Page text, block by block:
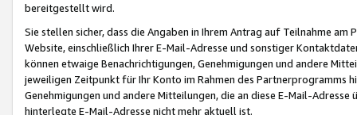
bereitgestellt wird.
Sie stellen sicher, dass die Angaben in Ihrem Antrag auf Teilnahme
Website, einschließlich Ihrer E-Mail-Adresse und sonstiger
können etwaige Benachrichtigungen, Genehmigungen und andere
jeweiligen Zeitpunkt für Ihr Konto im Rahmen des Partnerprogramms
Genehmigungen und andere Mitteilungen, die an diese E-Mail-
hinterlegte E-Mail-Adresse nicht mehr aktuell ist.